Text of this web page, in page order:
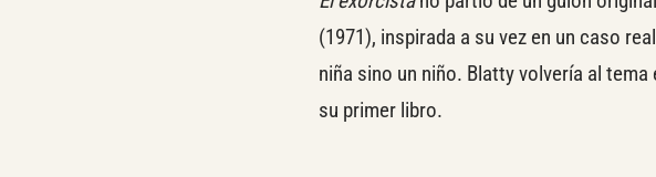
(1971), inspirada a su vez en un caso
niña sino un niño. Blatty volvería al tema
su primer libro.